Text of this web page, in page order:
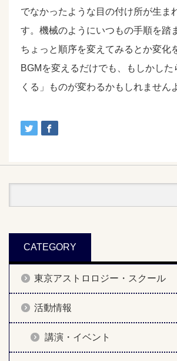
でなかったような目の付け所が生ま
す。機械のようにいつもの手順を踏
ちょっと順序を変えてみるとか変化
BGMを変えるだけでも、もしかした
くる」ものが変わるかもしれません
CATEGORY
東京アストロロジー・スクール
活動情報
講演・イベント